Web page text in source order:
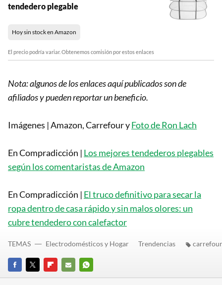
tendedero plegable
Hoy sin stock en Amazon
El precio podría variar. Obtenemos comisión por estos enlaces
Nota: algunos de los enlaces aquí publicados son de
afiliados y pueden reportar un beneficio.
Imágenes | Amazon, Carrefour yFoto de Ron Lach
En Compradicción | Los mejores tendederos plegables
según los comentaristas de Amazon
En Compradicción | El truco definitivo para secar la
ropa dentro de casa rápido y sin malos olores: un
cubre tendedero con calefactor
FACEBOOK
TWITTERFLIPBOARD
E-
WHATSAPP
TEMAS Electrodomésticos y Hogar Trendencias carrefour